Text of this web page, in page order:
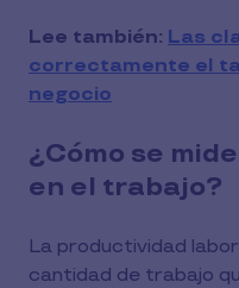
Lee también: Las
correctamente el
negocio
¿Cómo se
en el trabajo?
La productividad
cantidad de trabajo